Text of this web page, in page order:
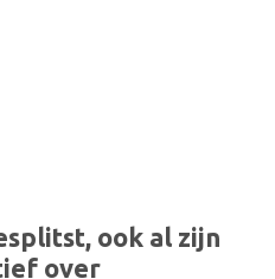
ook al zijn
over